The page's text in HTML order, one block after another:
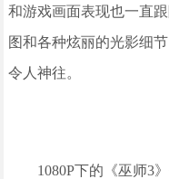
和游戏画面表现也一直
图和各种炫丽的光影细
令人神往。
1080P下的《巫师3